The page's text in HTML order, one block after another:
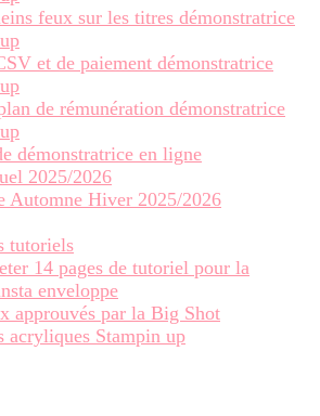
feux sur les titres démonstratrice
et de paiement démonstratrice
de rémunération démonstratrice
démonstratrice en ligne
2025/2026
Automne Hiver 2025/2026
tutoriels
14 pages de tutoriel pour la
enveloppe
approuvés par la Big Shot
acryliques Stampin up